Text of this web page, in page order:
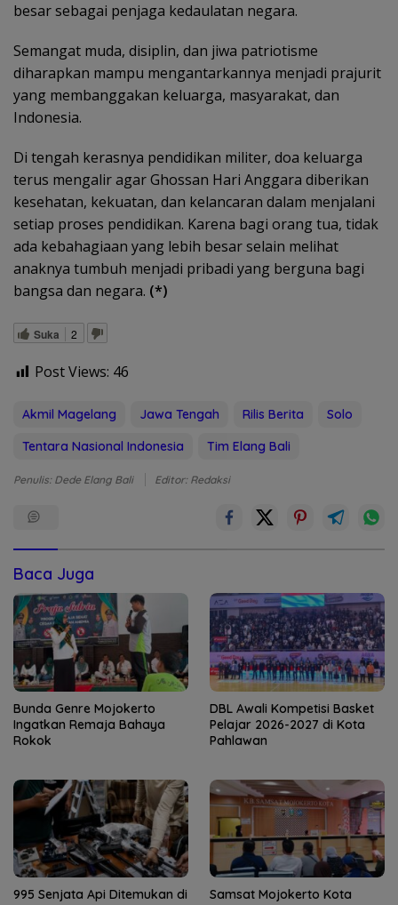
besar sebagai penjaga kedaulatan negara.
Semangat muda, disiplin, dan jiwa patriotisme
diharapkan mampu mengantarkannya menjadi prajurit
yang membanggakan keluarga, masyarakat, dan
Indonesia.
Di tengah kerasnya pendidikan militer, doa keluarga
terus mengalir agar Ghossan Hari Anggara diberikan
kesehatan, kekuatan, dan kelancaran dalam menjalani
setiap proses pendidikan. Karena bagi orang tua, tidak
ada kebahagiaan yang lebih besar selain melihat
anaknya tumbuh menjadi pribadi yang berguna bagi
bangsa dan negara. (*)
Suka 2
Post Views: 46
Akmil Magelang Jawa Tengah Rilis Berita
Solo
Tentara Nasional Indonesia
Tim Elang Bali
Penulis: Dede Elang Bali Editor: Redaksi
Baca Juga
Bunda Genre Mojokerto
Ingatkan Remaja Bahaya
Rokok
DBL Awali Kompetisi Basket
Pelajar 2026-2027 di Kota
Pahlawan
995 Senjata Api Ditemukan di
Samsat Mojokerto Kota